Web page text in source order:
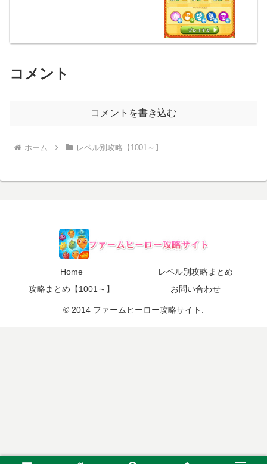
コメント
コメントを書き込む
ホーム レベル別攻略【1001～】
Home
レベル別攻略まとめ
攻略まとめ【1001～】
お問い合わせ
© 2014 ファームヒーロー攻略サイト.